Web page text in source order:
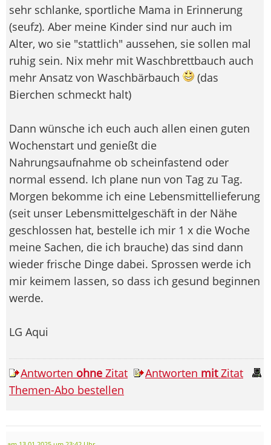
sehr schlanke, sportliche Mama in Erinnerung
(seufz). Aber meine Kinder sind nur auch im
Alter, wo sie "stattlich" aussehen, sie sollen mal
ruhig sein. Nix mehr mit Waschbrettbauch auch
mehr Ansatz von Waschbärbauch
(das
Bierchen schmeckt halt)
Dann wünsche ich euch auch allen einen guten
Wochenstart und genießt die
Nahrungsaufnahme ob scheinfastend oder
normal essend. Ich plane nun von Tag zu Tag.
Morgen bekomme ich eine Lebensmittellieferung
(seit unser Lebensmittelgeschäft in der Nähe
geschlossen hat, bestelle ich mir 1 x die Woche
meine Sachen, die ich brauche) das sind dann
wieder frische Dinge dabei. Sprossen werde ich
mir keimem lassen, so dass ich gesund beginnen
werde.
LG Aqui
Antworten ohne Zitat Antworten mitZitat
Themen-Abo bestellen